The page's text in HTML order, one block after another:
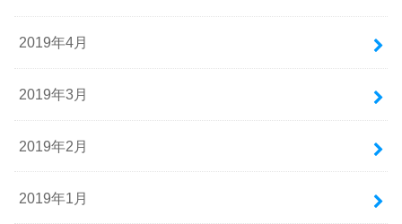
2019年4月
2019年3月
2019年2月
2019年1月